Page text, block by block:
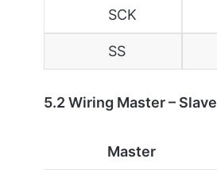
SCK
SS
5.2 Wiring Master – Slave
Master